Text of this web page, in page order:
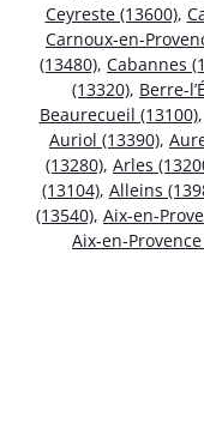
Ceyreste (13600),
Carnoux-en-
(13480), Cabannes
(13320), Berre-
Beaurecueil (13100),
Auriol (13390),
(13280), Arles
(13104), Alleins
(13540), Aix-en-
Aix-en-